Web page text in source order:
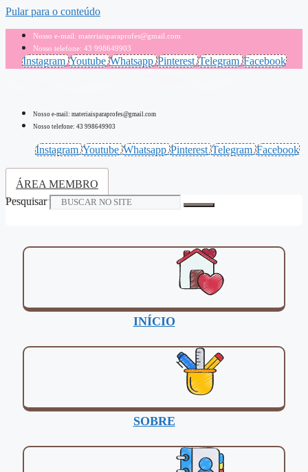
Pular para o conteúdo
Nosso e-mail: materiaisparaprofes@gmail.com
Nosso telefone: 43 998649903
Instagram Youtube Whatsapp Pinterest Telegram Facebook
Nosso e-mail: materiaisparaprofes@gmail.com
Nosso telefone: 43 998649903
Instagram Youtube Whatsapp Pinterest Telegram Facebook
ÁREA MEMBRO
Pesquisar
INÍCIO
SOBRE